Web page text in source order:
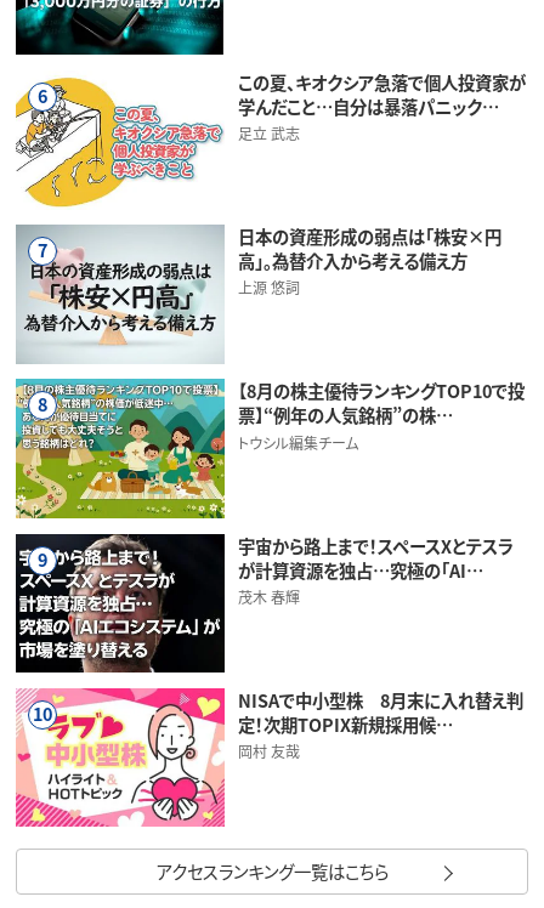
6
この夏、キオクシア急落で個人投資家が
学んだこと…自分は暴落パニック…
足立 武志
7
日本の資産形成の弱点は「株安×円
高」。為替介入から考える備え方
上源 悠詞
8
【8月の株主優待ランキングTOP10で投
票】“例年の人気銘柄”の株…
トウシル編集チーム
9
宇宙から路上まで！スペースXとテスラ
が計算資源を独占…究極の「AI…
茂木 春輝
10
NISAで中小型株 8月末に入れ替え判
定！次期TOPIX新規採用候…
岡村 友哉
アクセスランキング一覧はこちら